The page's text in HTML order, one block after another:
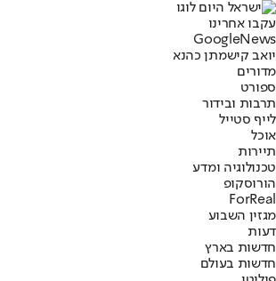
עקבו אחרינו
Googl eNews
יואב קישמתן כהנא
מדורים
ספורט
תרבות ובידור
לייף סטייל
אוכל
תיירות
טכנולוגיה ומדע
הורוסקופ
ForReal
מגזין השבוע
דעות
חדשות בארץ
חדשות בעולם